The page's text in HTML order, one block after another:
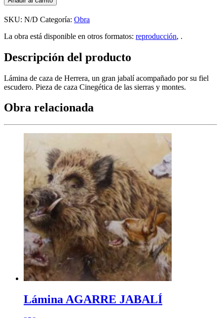
hasta
ESCUDERO
cantidad
SKU: N/D Categoría: Obra
La obra está disponible en otros formatos: reproducción, .
Descripción del producto
Lámina de caza de Herrera, un gran jabalí acompañado por su fiel
escudero. Pieza de caza Cinegética de las sierras y montes.
Obra relacionada
Lámina AGARRE JABALÍ